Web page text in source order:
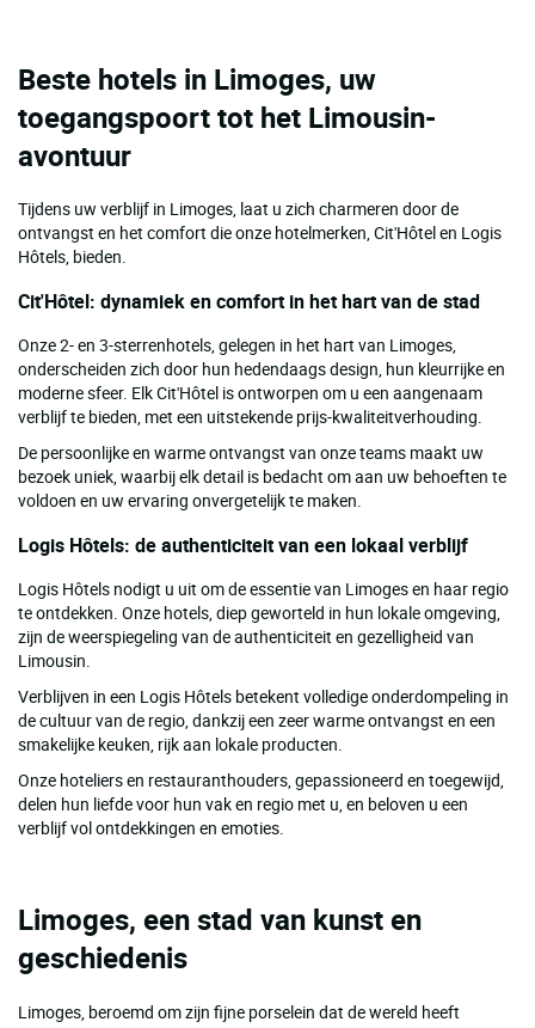
Beste hotels in Limoges, uw
toegangspoort tot het Limousin-
avontuur
Tijdens uw verblijf in Limoges, laat u zich charmeren door de
ontvangst en het comfort die onze hotelmerken, Cit'Hôtel en Logis
Hôtels, bieden.
Cit'Hôtel: dynamiek en comfort in het hart van de stad
Onze 2- en 3-sterrenhotels, gelegen in het hart van Limoges,
onderscheiden zich door hun hedendaags design, hun kleurrijke en
moderne sfeer. Elk Cit'Hôtel is ontworpen om u een aangenaam
verblijf te bieden, met een uitstekende prijs-kwaliteitverhouding.
De persoonlijke en warme ontvangst van onze teams maakt uw
bezoek uniek, waarbij elk detail is bedacht om aan uw behoeften te
voldoen en uw ervaring onvergetelijk te maken.
Logis Hôtels: de authenticiteit van een lokaal verblijf
Logis Hôtels nodigt u uit om de essentie van Limoges en haar regio
te ontdekken. Onze hotels, diep geworteld in hun lokale omgeving,
zijn de weerspiegeling van de authenticiteit en gezelligheid van
Limousin.
Verblijven in een Logis Hôtels betekent volledige onderdompeling in
de cultuur van de regio, dankzij een zeer warme ontvangst en een
smakelijke keuken, rijk aan lokale producten.
Onze hoteliers en restauranthouders, gepassioneerd en toegewijd,
delen hun liefde voor hun vak en regio met u, en beloven u een
verblijf vol ontdekkingen en emoties.
Limoges, een stad van kunst en
geschiedenis
Limoges, beroemd om zijn fijne porselein dat de wereld heeft